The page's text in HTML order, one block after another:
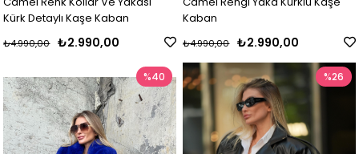
Kürk Detaylı Kaşe Kaban
₺2.990,00
₺4.990,00
Kaban
₺2.990,00
₺4.990,00
%40 %26